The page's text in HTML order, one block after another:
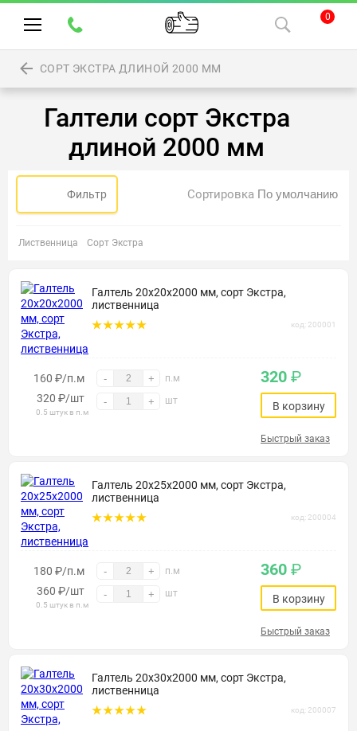
0
СОРТ ЭКСТРА ДЛИНОЙ 2000 ММ
Галтели сорт Экстра
длиной 2000 мм
Фильтр Сортировка
Лиственница Сорт Экстра
Галтель 20х20х2000 мм, сорт Экстра,
лиственница
код: 200001
160 ₽/п.м - + п.м
320 ₽/шт
0.5 штук в п.м
- + шт
320 ₽
В корзину
Быстрый заказ
Галтель 20х25х2000 мм, сорт Экстра,
лиственница
код: 200004
180 ₽/п.м - + п.м
360 ₽/шт
0.5 штук в п.м
- + шт
360 ₽
В корзину
Быстрый заказ
Галтель 20х30х2000 мм, сорт Экстра,
лиственница
код: 200007